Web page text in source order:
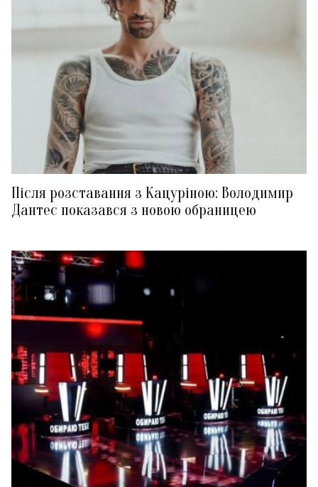
Після розставання з Кацуріною: Володимир
Дантес показався з новою обраницею